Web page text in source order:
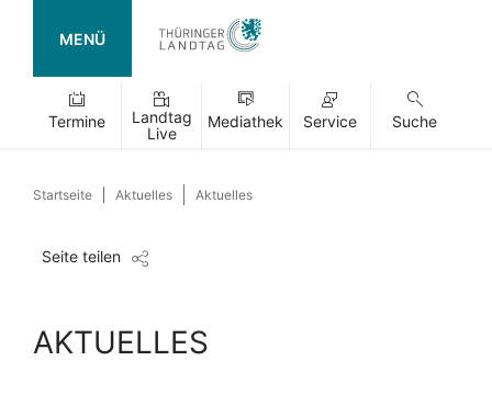
MENÜ
Termine
Landtag
Live
Mediathek Service Suche
Startseite Aktuelles Aktuelles
Seite teilen
AKTUELLES